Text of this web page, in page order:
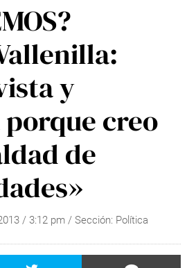
y
creo
de
/ 3:12 pm / Sección: Política